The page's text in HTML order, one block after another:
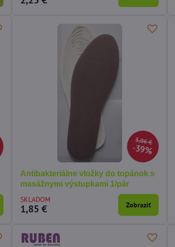
3,06 €
39%
Antibakteriálne vložky do topánok s
masážnymi výstupkami 1/pár
SKLADOM
1,85 € Zobraziť